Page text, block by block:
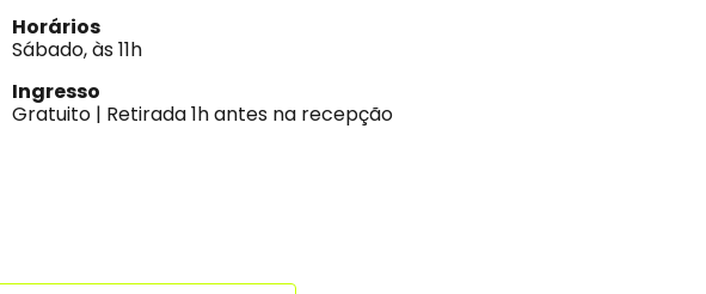
Horários
Sábado, às 11h
Ingresso
Gratuito | Retirada 1h antes na recepção